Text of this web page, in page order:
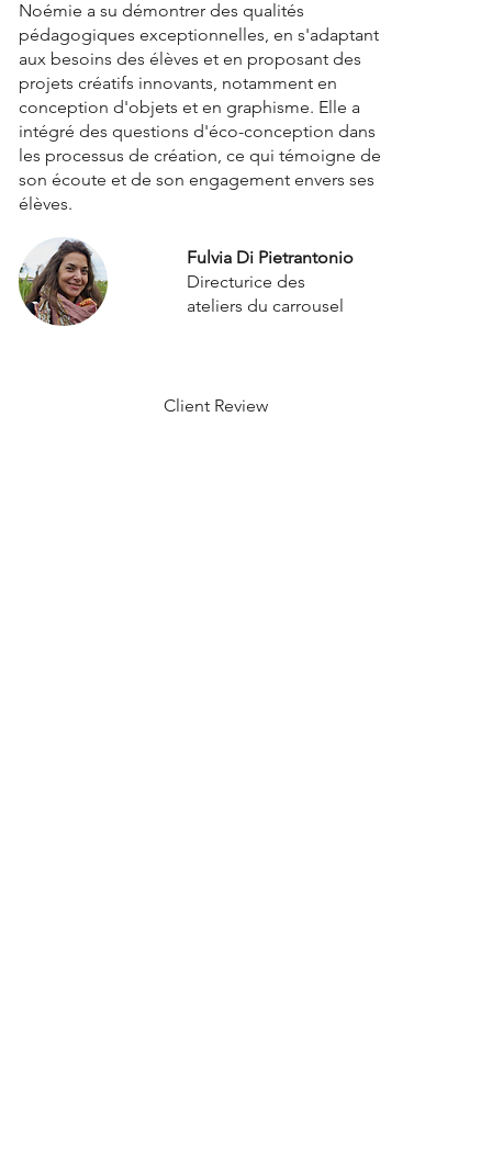
Noémie a su démontrer des qualités
pédagogiques exceptionnelles, en s'adaptant
aux besoins des élèves et en proposant des
projets créatifs innovants, notamment en
conception d'objets et en graphisme. Elle a
intégré des questions d'éco-conception dans
les processus de création, ce qui témoigne de
son écoute et de son engagement envers ses
élèves.
Fulvia Di Pietrantonio
Directurice des
ateliersdu carrousel
Client Review